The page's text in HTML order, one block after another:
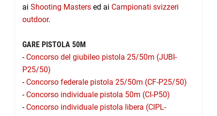
ai Shooting Masters ed ai Campionati svizzeri
outdoor.
GARE PISTOLA 50M
- Concorso del giubileo pistola 25/50m (JUBI-
P25/50)
- Concorso federale pistola 25/50m (CF-P25/50)
- Concorso individuale pistola 50m (CI-P50)
- Concorso individuale pistola libera (CIPL-